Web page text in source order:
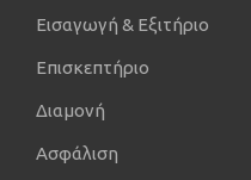
Εισαγωγή & Εξιτήριο
Επισκεπτήριο
Διαμονή
Ασφάλιση